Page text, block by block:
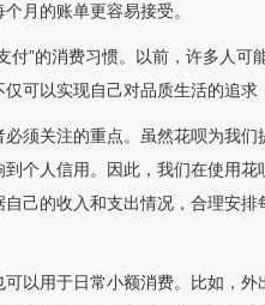
月的账单更容易接受。
”的消费习惯。以前，许多人
可以实现自己对品质生活的追求
须关注的重点。虽然花呗为我
个人信用。因此，我们在使用
己的收入和支出情况，合理安
以用于日常小额消费。比如，